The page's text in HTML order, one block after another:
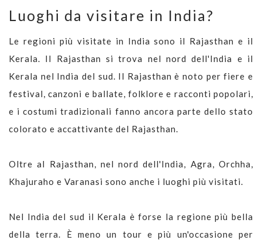
Luoghi da visitare in India?
Le regioni più visitate in India sono il Rajasthan e il
Kerala. Il Rajasthan si trova nel nord dell'India e il
Kerala nel India del sud. Il Rajasthan è noto per fiere e
festival, canzoni e ballate, folklore e racconti popolari,
e i costumi tradizionali fanno ancora parte dello stato
colorato e accattivante del Rajasthan.
Oltre al Rajasthan, nel nord dell'India, Agra, Orchha,
Khajuraho e Varanasi sono anche i luoghi più visitati.
Nel India del sud il Kerala è forse la regione più bella
della terra. È meno un tour e più un'occasione per